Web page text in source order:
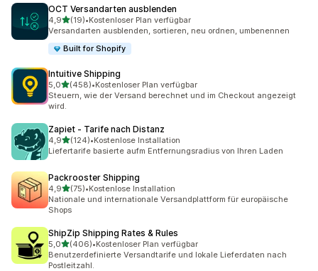
OCT Versandarten ausblenden
4,9von 5 Sternen
(19)
19 Rezensionen insgesamt
•Kostenloser Plan verfügbar
Versandarten ausblenden, sortieren, neu ordnen, umbenennen
Built for Shopify
Intuitive Shipping
5,0von 5 Sternen
(458)
458 Rezensionen insgesamt
•Kostenloser Plan verfügbar
Steuern, wie der Versand berechnet und im Checkout angezeigt
wird.
Zapiet ‑ Tarife nach Distanz
4,9von 5 Sternen
(124)
124 Rezensionen insgesamt
•Kostenlose Installation
Liefertarife basierte aufm Entfernungsradius von Ihren Laden
Packrooster Shipping
4,9von 5 Sternen
(75)
75 Rezensionen insgesamt
•Kostenlose Installation
Nationale und internationale Versandplattform für europäische
Shops
ShipZip Shipping Rates & Rules
5,0von 5 Sternen
(406)
406 Rezensionen insgesamt
•Kostenloser Plan verfügbar
Benutzerdefinierte Versandtarife und lokale Lieferdaten nach
Postleitzahl.